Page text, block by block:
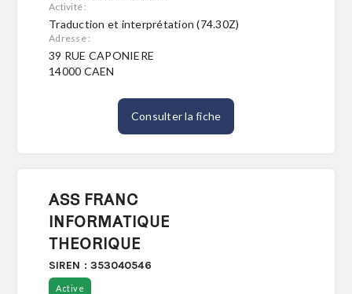
Activité :
Traduction et interprétation (74.30Z)
Adresse :
39 RUE CAPONIERE
14000 CAEN
Consulter la fiche
ASS FRANC
INFORMATIQUE
THEORIQUE
SIREN : 353040546
Active